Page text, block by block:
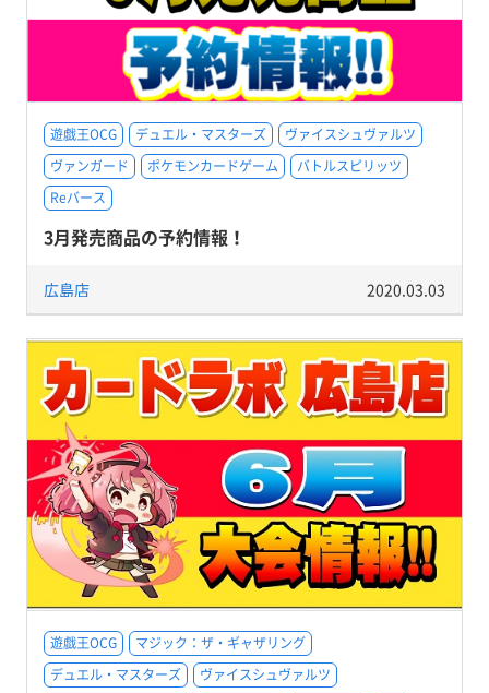
遊戯王OCG デュエル・マスターズ
ヴァイスシュヴァルツ
ヴァンガード
ポケモンカードゲーム
バトルスピリッツ
Reバース
3月発売商品の予約情報！
広島店 2020.03.03
遊戯王OCG
マジック：ザ・ギャザリング
デュエル・マスターズ
ヴァイスシュヴァルツ